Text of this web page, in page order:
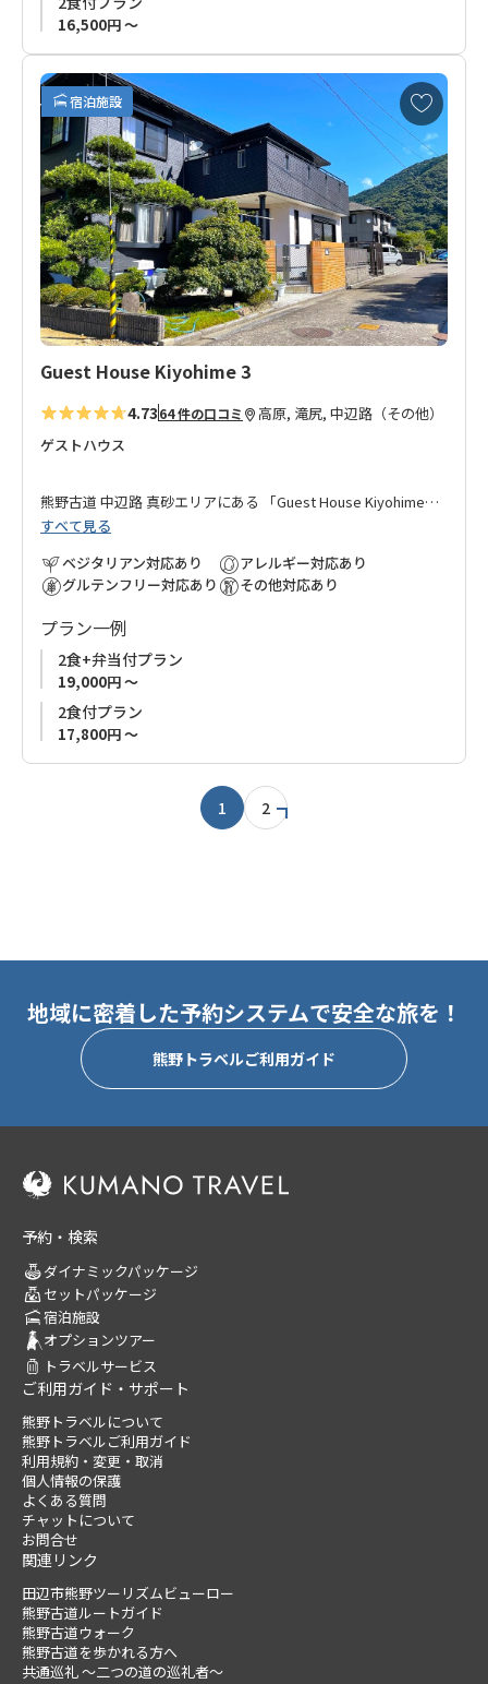
年に三度色が変わる宿の花畑では、開花のタイミングが合えば
お花観賞が楽しめます。
また、宿泊棟のすぐ横に位置する薪風呂では、薪の香りに包ま
れながら、薪で温めたお湯にゆったりと浸かり、自然のぬくも
りを全身で感じる贅沢なひとときをお楽しみいただけます。
障子や畳のある部屋で、時代を超えて受け継がれる日本の美し
い生活様式と、自然との調和を体験できる特別な宿泊をお楽し
みください。 ※薪風呂体験をご希望の方は別途ご予約が必要で
す。
■オーナーが最寄りのスーパーマーケットまで車で送迎いたし
ます。高原休憩所、滝尻王子、近露王子、道の駅熊野古道中辺
路からの送迎も可能です。
ゲストハウス のこのこ」の姉妹宿です。
16,500円 ～
宿泊施設
お
気
に
入
り
に
追
加
Guest House Kiyohime 3
4.7364 件の口コミ
高原, 滝尻, 中辺路（その他）
ゲストハウス
熊野古道 中辺路 真砂エリアにある 「Guest House Kiyohime」
オーナーが運営する別館です。
「Guest House Kiyohime 」 本館からは徒歩1分の好立地、団体
など大人数で本館・別館に分かれてのご宿泊にも対応可能。
熊野古道歩きのお客様だけでなく、長期滞在の方にも安心して
ご宿泊いただけるよう、お食事の提供はもちろん、ご希望のお
客様は共用キッチンもご利用いただけます。
◆ご予約をご検討のお客様へ◆
すべて見る
ベジタリアン対応あり
グルテンフリー対応あり
アレルギー対応あり
その他対応あり
プラン一例
2食+弁当付プラン
19,000円 ～
2食付プラン
17,800円 ～
1 2
地域に密着した予約システムで安全な旅を！
熊野トラベルご利用ガイド
予約・検索
ダイナミックパッケージ
セットパッケージ
宿泊施設
オプションツアー
トラベルサービス
ご利用ガイド・サポート
熊野トラベルについて
熊野トラベルご利用ガイド
利用規約・変更・取消
個人情報の保護
よくある質問
チャットについて
お問合せ
関連リンク
田辺市熊野ツーリズムビューロー
熊野古道ルートガイド
熊野古道ウォーク
熊野古道を歩かれる方へ
共通巡礼 ～二つの道の巡礼者～